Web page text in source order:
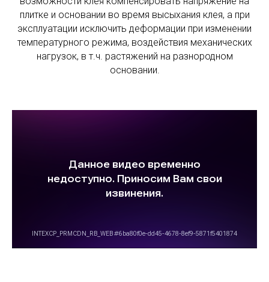
плитке и основании во время высыхания клея, а при
эксплуатации исключить деформации при изменении
температурного режима, воздействия механических
нагрузок, в т.ч. растяжений на разнородном
основании.